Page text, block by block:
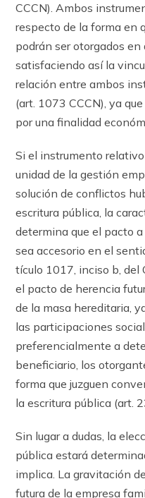
CCCN). Ambos
respecto de la forma en
podrán ser otorgados
satisfaciendo así la
relación entre ambos
(art. 1073 CCCN), ya
por una finalidad
Si el instrumento
unidad de la gestión
solución de conflictos
escritura pública, la
determina que el pacto
sea accesorio en el
tícu­lo 1017, inciso b, del
el pacto de herencia
de la masa hereditaria,
las participaciones
preferencialmente a
beneficiario, los
forma que juzguen
la escritura pública (art.
Sin lugar a dudas, la
pública estará
implica. La gravitación
futura de la empresa